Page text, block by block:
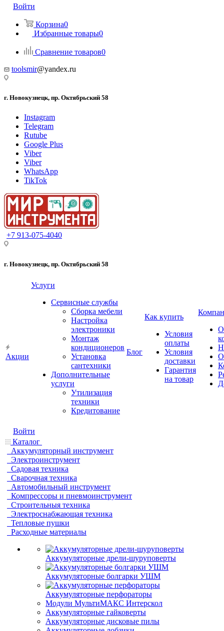
Войти
Корзина0
Избранные товары0
Сравнение товаров0
toolsmir@yandex.ru
г. Новокузнецк, пр. Октябрьский 58
Instagram
Telegram
Rutube
Google Plus
Viber
Viber
WhatsApp
TikTok
+7 913-075-4040
г. Новокузнецк, пр. Октябрьский 58
Акции
Услуги
Сервисные службы
Сборка мебели
Настройка
электроники
Монтаж
кондиционеров
Установка
сантехники
Дополнительные
услуги
Утилизация
техники
Кредитование
Блог
Как купить
Условия
оплаты
Условия
доставки
Гарантия
на товар
О
Войти
Каталог
Аккумуляторный инструмент
Электроинструмент
Садовая техника
Сварочная техника
Автомобильный инструмент
Компрессоры и пневмоинструмент
Строительныя техника
Электроснабжающая техника
Тепловые пушки
Расходные материалы
Аккумуляторные дрели-шуруповерты
Аккумуляторные болгарки УШМ
Аккумуляторные перфораторы
Модули МультиМАКС Интерскол
Аккумуляторные гайковерты
Аккумуляторные дисковые пилы